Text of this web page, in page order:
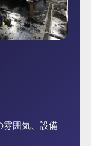
雰囲気、設備